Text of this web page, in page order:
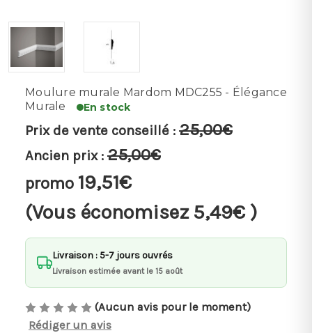
Moulure murale Mardom MDC255 - Élégance
Murale
En stock
Prix de vente conseillé : 25,00€
Ancien prix : 25,00€
promo 19,51€
(Vous économisez 5,49€ )
Livraison : 5-7 jours ouvrés
Livraison estimée avant le 15 août
(Aucun avis pour le moment)
Rédiger un avis